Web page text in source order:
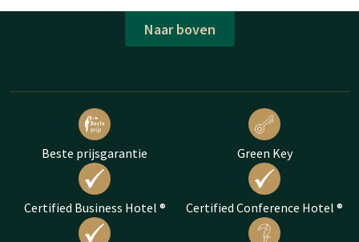
Naar boven
Beste prijsgarantie Green Key
Certified Business Hotel ® Certified Conference Hotel ®